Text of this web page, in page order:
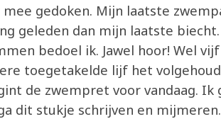
gedoken. Mijn laatste
geleden dan mijn laatste
bedoel ik. Jawel hoor! Wel
toegetakelde lijf het
de zwempret voor vandaag. Ik
dit stukje schrijven en mijmeren.